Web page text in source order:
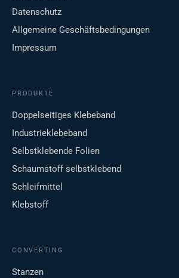
Datenschutz
Allgemeine Geschäftsbedingungen
Impressum
PRODUKTE
Doppelseitiges Klebeband
Industrieklebeband
Selbstklebende Folien
Schaumstoff selbstklebend
Schleifmittel
Klebstoff
CONVERTING
Stanzen